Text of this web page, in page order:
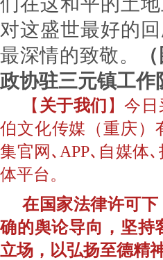
对这盛世最好的
最深情的致敬。
政协驻三元镇工作
【 关于我们 】今
伯文化传媒（重庆）
集官网､APP､自媒体
体平台。
在国家法律许可
确的舆论导向，坚持
立场，以弘扬至德精